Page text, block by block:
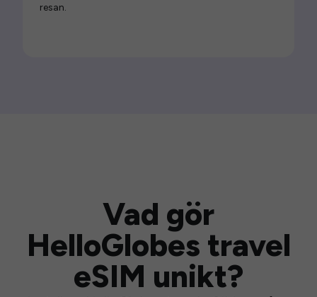
resan.
Vad gör
HelloGlobes travel
eSIM unikt?